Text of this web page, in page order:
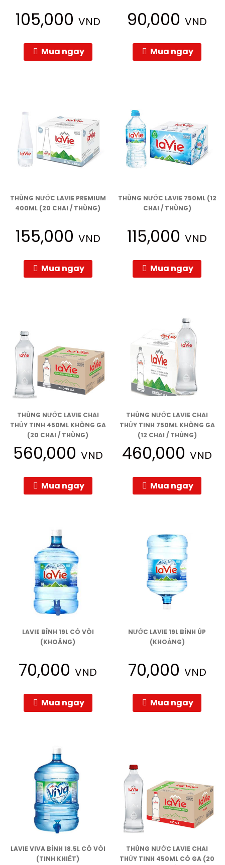
105,000 VND
Mua ngay
90,000VND
Mua ngay
THÙNG NƯỚC LAVIE PREMIUM
400ML (20 CHAI / THÙNG)
155,000 VND
Mua ngay
THÙNG NƯỚC LAVIE 750ML (12
CHAI / THÙNG)
115,000VND
Mua ngay
THÙNG NƯỚC LAVIE CHAI
THỦY TINH 450ML KHÔNG GA
(20 CHAI / THÙNG)
560,000 VND
Mua ngay
THÙNG NƯỚC LAVIE CHAI
THỦY TINH 750ML KHÔNG GA
(12 CHAI / THÙNG)
460,000VND
Mua ngay
LAVIE BÌNH 19L CÓ VÒI
(KHOÁNG)
70,000VND
Mua ngay
NƯỚC LAVIE 19L BÌNH ÚP
(KHOÁNG)
70,000 VND
Mua ngay
LAVIE VIVA BÌNH 18.5L CÓ VÒI
(TINH KHIẾT)
THÙNG NƯỚC LAVIE CHAI
THỦY TINH 450ML CÓ GA (20